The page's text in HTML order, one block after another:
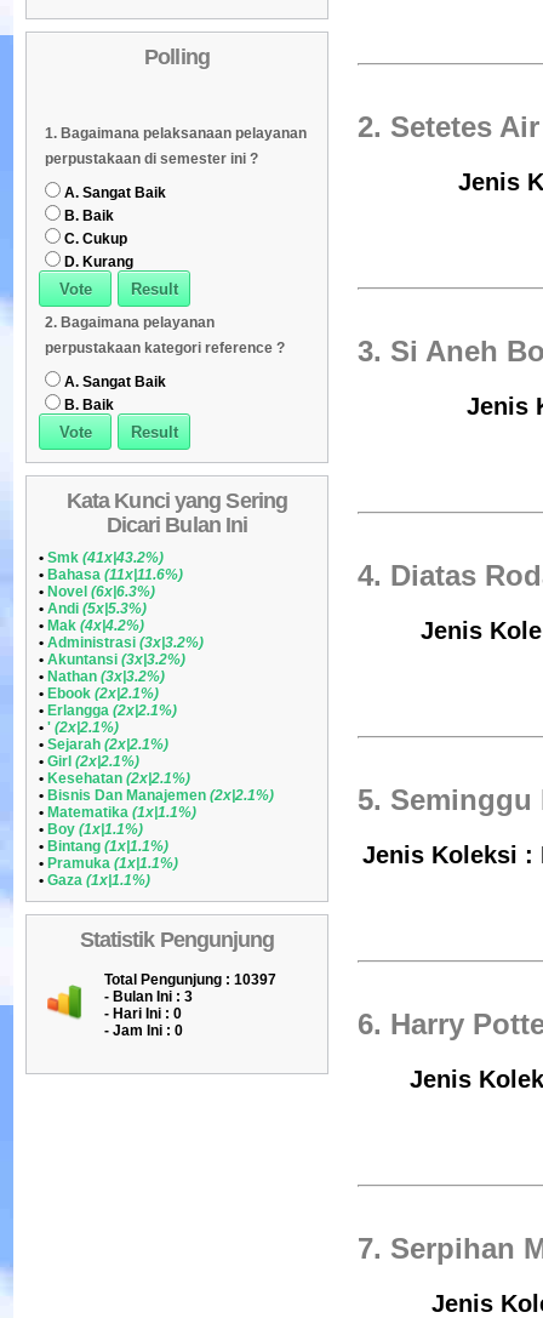
04 Daftar Koleksi (Judul)
Daftar Koleksi (Subyek)
Dipinjam
07 Daftar Koleksi (Klasifikasi/ddc)
Polling
1. Bagaimana pelaksanaan pelayanan
perpustakaan di semester ini ?
A. Sangat Baik
B. Baik
C. Cukup
D. Kurang
2. Bagaimana pelayanan
perpustakaan kategori reference ?
A. Sangat Baik
B. Baik
Kata Kunci yang Sering
Dicari Bulan Ini
• Smk (41x|43.2%)
• Bahasa (11x|11.6%)
• Novel (6x|6.3%)
• Andi (5x|5.3%)
• Mak (4x|4.2%)
• Administrasi (3x|3.2%)
• Akuntansi (3x|3.2%)
• Nathan (3x|3.2%)
• Ebook (2x|2.1%)
• Erlangga (2x|2.1%)
• ' (2x|2.1%)
• Sejarah (2x|2.1%)
• Girl (2x|2.1%)
• Kesehatan (2x|2.1%)
• Bisnis Dan Manajemen (2x|2.1%)
• Matematika (1x|1.1%)
• Boy (1x|1.1%)
• Bintang (1x|1.1%)
• Pramuka (1x|1.1%)
• Gaza (1x|1.1%)
Statistik Pengunjung
Total Pengunjung : 10397
- Bulan Ini : 3
- Hari Ini : 0
- Jam Ini : 0
2. Setetes
Jenis
3. Si Aneh
Jenis
4. Diatas
Jenis
5. Seminggu
Jenis Koleksi :
6. Harry
Jenis
7. Serpihan
Jenis